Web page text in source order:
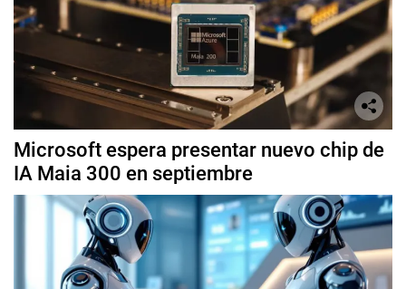
Microsoft espera presentar nuevo chip de
IA Maia 300 en septiembre